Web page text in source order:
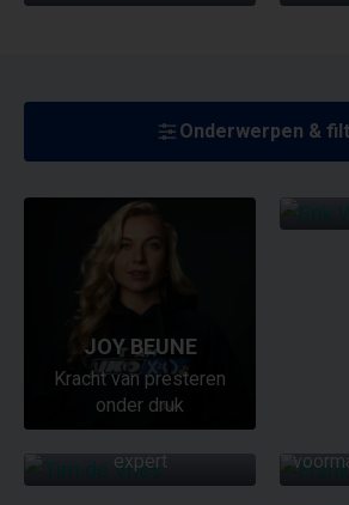
Onderwerpen &
JOY BEUNE
Kracht van presteren
onder druk
TIM DE VRIES
Sporter & mindset
expert
SANDER AARTS